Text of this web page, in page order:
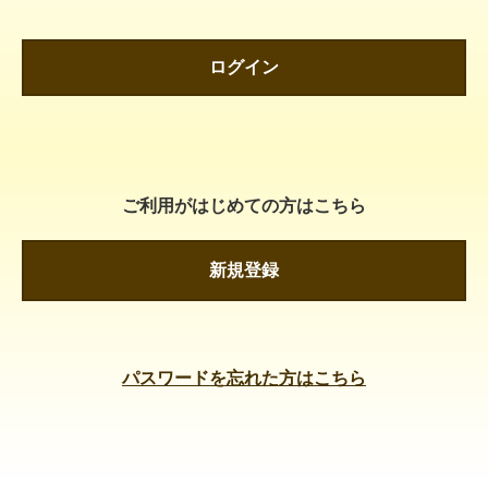
ログイン
ご利用がはじめての方はこちら
新規登録
パスワードを忘れた方はこちら